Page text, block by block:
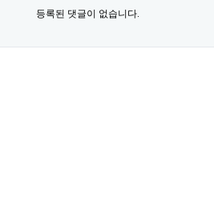
등록된 댓글이 없습니다.